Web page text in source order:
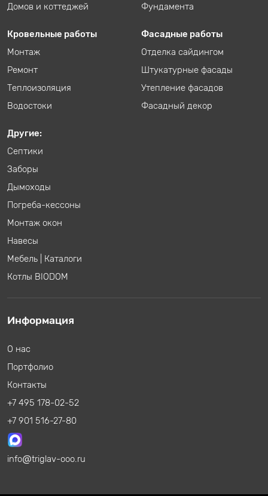
Домов и коттеджей
Фундамента
Кровельные работы
Монтаж
Ремонт
Теплоизоляция
Водостоки
Фасадные работы
Отделка сайдингом
Штукатурные фасады
Утепление фасадов
Фасадный декор
Другие:
Септики
Заборы
Дымоходы
Погреба-кессоны
Монтаж окон
Навесы
Мебель
Каталоги
Котлы BIODOM
Информация
О нас
Портфолио
Контакты
+7 495 178-02-52
+7 901 516-27-80
info triglav-ooo.ru